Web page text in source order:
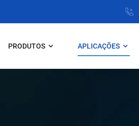
PRODUTOS APLICAÇÕES